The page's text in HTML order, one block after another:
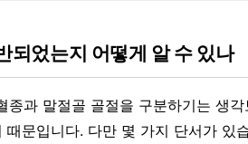
되었는지 어떻게 알 수 있나
종과 말절골 골절을 구분하기는 생
때문입니다. 다만 몇 가지 단서가 있